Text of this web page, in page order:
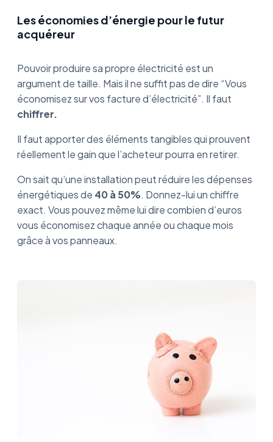
Les économies d’énergie pour le futur
acquéreur
Pouvoir produire sa propre électricité est un
argument de taille. Mais il ne suffit pas de dire “Vous
économisez sur vos facture d’électricité”. Il faut
chiffrer.
Il faut apporter des éléments tangibles qui prouvent
réellement le gain que l’acheteur pourra en retirer.
On sait qu’une installation peut réduire les dépenses
énergétiques de 40 à 50%. Donnez-lui un chiffre
exact. Vous pouvez même lui dire combien d’euros
vous économisez chaque année ou chaque mois
grâce à vos panneaux.